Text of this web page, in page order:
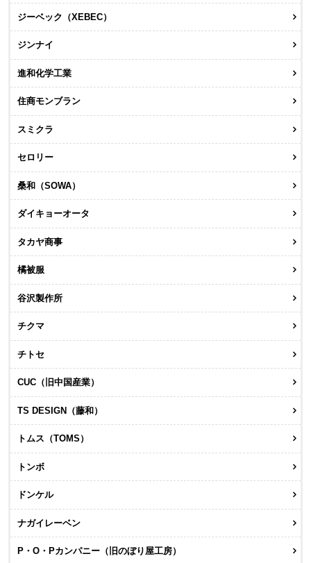
ジーベック（XEBEC）
ジンナイ
進和化学工業
住商モンブラン
スミクラ
セロリー
桑和（SOWA）
ダイキョーオータ
タカヤ商事
橘被服
谷沢製作所
チクマ
チトセ
CUC（旧中国産業）
TS DESIGN（藤和）
トムス（TOMS）
トンボ
ドンケル
ナガイレーベン
P・O・Pカンパニー（旧のぼり屋工房）